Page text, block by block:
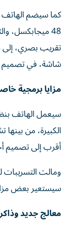
كما سيضم الهاتف
48 ميجابكسل،
تقريب بصري، إلى
شاشة، في تصميم
مزايا برمجية
الكبيرة، من
أقرب إلى تصميم
سيستعير بعض
معالج جديد